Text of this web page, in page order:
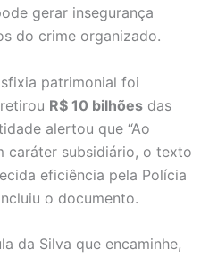
gerar insegurança
do crime organizado.
patrimonial foi
R$ 10 bilhões das
alertou que “Ao
caráter subsidiário, o texto
eficiência pela Polícia
o documento.
da Silva que encaminhe,